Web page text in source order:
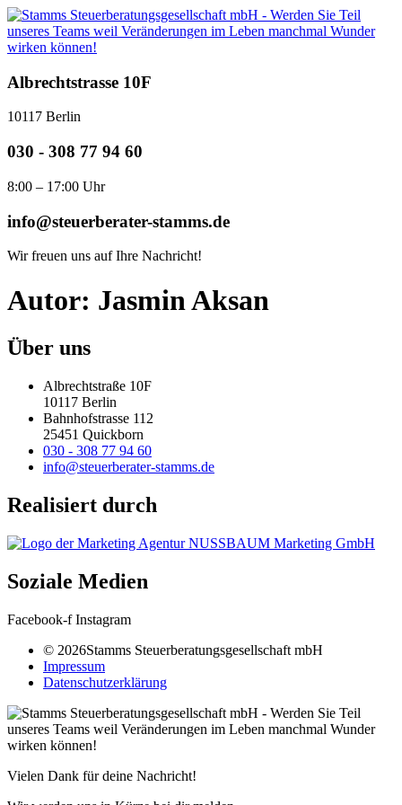
Zum
Inhalt
springen
Albrechtstrasse 10F
10117 Berlin
030 - 308 77 94 60
8:00 – 17:00 Uhr
info@steuerberater-stamms.de
Wir freuen uns auf Ihre Nachricht!
Autor: Jasmin Aksan
Über uns
Albrechtstraße 10F
10117 Berlin
Bahnhofstrasse 112
25451 Quickborn
030 - 308 77 94 60
info@steuerberater-stamms.de
Realisiert durch
Soziale Medien
Facebook-f Instagram
© 2026Stamms Steuerberatungsgesellschaft mbH
Impressum
Datenschutzerklärung
Vielen Dank für deine Nachricht!